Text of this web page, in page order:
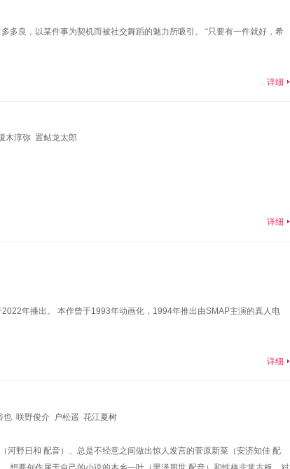
多良，以某件事为契机而被社交舞蹈的魅力所吸引。 “只要有一件就好，希
详细
木淳弥 置鲇龙太郎
详细
年播出。 本作曾于1993年动画化，1994年推出由SMAP主演的真人电
详细
也 咲野俊介 户松遥 花江夏树
野日和 配音）、总是不经意之间做出惊人发言的菅原新菜（安济知佳 配